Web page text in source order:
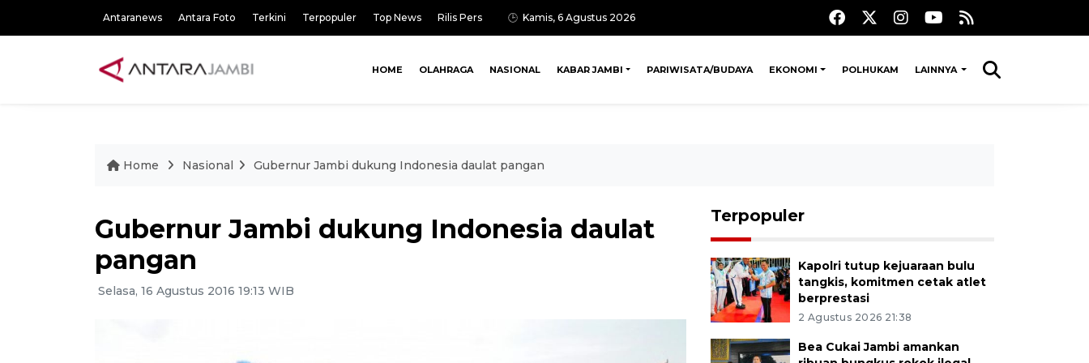
Antaranews Antara Foto Terkini Terpopuler Top News Rilis Pers Kamis, 6 Agustus 2026
HOME OLAHRAGA NASIONAL KABAR JAMBI PARIWISATA/BUDAYA EKONOMI POLHUKAM LAINNYA
Home Nasional Gubernur Jambi dukung Indonesia daulat pangan
Gubernur Jambi dukung Indonesia daulat
pangan
Selasa, 16 Agustus 2016 19:13 WIB
Terpopuler
Kapolri tutup kejuaraan bulu
tangkis, komitmen cetak atlet
berprestasi
2 Agustus 2026 21:38
Bea Cukai Jambi amankan